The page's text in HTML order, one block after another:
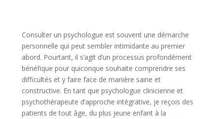
Consulter un psychologue est souvent une démarche
personnelle qui peut sembler intimidante au premier
abord. Pourtant, il s’agit d’un processus profondément
bénéfique pour quiconque souhaite comprendre ses
difficultés et y faire face de manière saine et
constructive. En tant que psychologue clinicienne et
psychothérapeute d’approche intégrative, je reçois des
patients de tout âge, du plus jeune enfant à la